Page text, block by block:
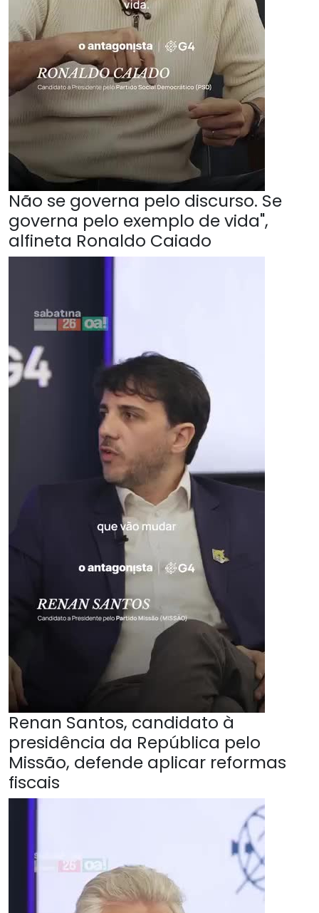
Não se governa pelo discurso. Se
governa pelo exemplo de vida",
alfineta Ronaldo Caiado
Renan Santos, candidato à
presidência da República pelo
Missão, defende aplicar reformas
fiscais